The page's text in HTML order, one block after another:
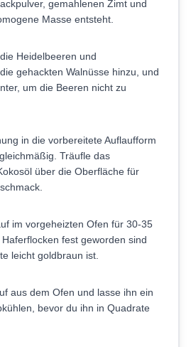
gemahlenen Zimt und
Masse entsteht.
Heidelbeeren und
gehackten Walnüsse hinzu, und
um die Beeren nicht zu
in die vorbereitete Auflaufform
Träufle das
über die Oberfläche für
im vorgeheizten Ofen für 30-35
fest geworden sind
leicht goldbraun ist.
aus dem Ofen und lasse ihn ein
bevor du ihn in Quadrate